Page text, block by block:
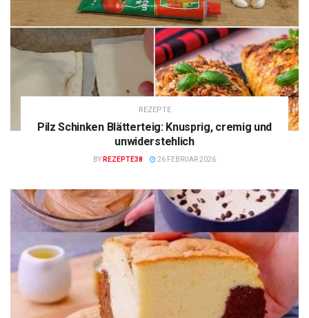
REZEPTE
Pilz Schinken Blätterteig: Knusprig, cremig und
unwiderstehlich
BY REZEPTE38 26 FEBRUAR 2026